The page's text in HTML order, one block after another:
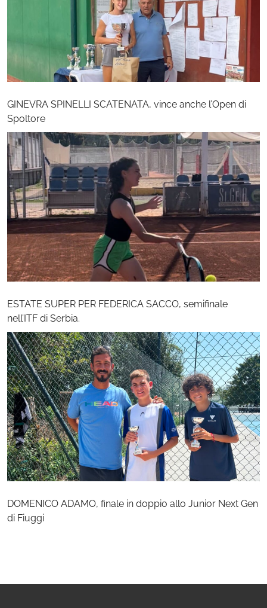
GINEVRA SPINELLI SCATENATA, vince anche l’Open di
Spoltore
ESTATE SUPER PER FEDERICA SACCO, semifinale
nell’ITF di Serbia.
DOMENICO ADAMO, finale in doppio allo Junior Next Gen
di Fiuggi